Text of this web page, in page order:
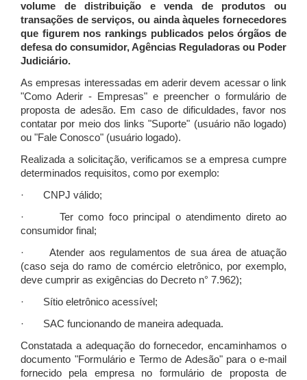
volume de distribuição e venda de produtos ou
transações de serviços, ou ainda àqueles fornecedores
que figurem nos rankings publicados pelos órgãos de
defesa do consumidor, Agências Reguladoras ou Poder
Judiciário.
As empresas interessadas em aderir devem acessar o link
"Como Aderir - Empresas" e preencher o formulário de
proposta de adesão. Em caso de dificuldades, favor nos
contatar por meio dos links "Suporte" (usuário não logado)
ou "Fale Conosco" (usuário logado).
Realizada a solicitação, verificamos se a empresa cumpre
determinados requisitos, como por exemplo:
· CNPJ válido;
· Ter como foco principal o atendimento direto ao
consumidor final;
· Atender aos regulamentos de sua área de atuação
(caso seja do ramo de comércio eletrônico, por exemplo,
deve cumprir as exigências do Decreto n° 7.962);
· Sítio eletrônico acessível;
· SAC funcionando de maneira adequada.
Constatada a adequação do fornecedor, encaminhamos o
documento "Formulário e Termo de Adesão" para o e-mail
fornecido pela empresa no formulário de proposta de